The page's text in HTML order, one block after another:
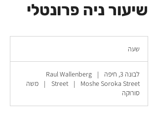
שיעור ניה פרונטלי
שעה
לבונה 3, חיפה
|
Raul Wallenberg
Street
| Moshe Soroka Street
|
משה
סורוקה